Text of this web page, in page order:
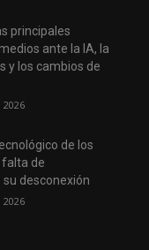
principales
ante la IA, la
y los cambios de
2026
de los
falta de
desconexión
2026